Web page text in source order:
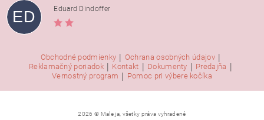
ED Eduard Dindoffer
Obchodné podmienky | Ochrana osobných údajov |
Reklamačný poriadok | Kontakt | Dokumenty | Predajňa |
Vernostný program | Pomoc pri výbere kočíka
2026 © Male ja, všetky práva vyhradené